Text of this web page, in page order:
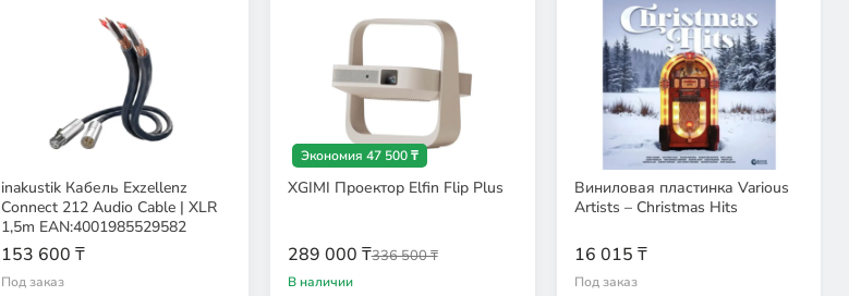
inakustik Кабель Exzellenz
Connect 212 Audio Cable | XLR
1,5m EAN:4001985529582
153 600 ₸
Под заказ
Экономия 47 500 ₸
XGIMI Проектор Elfin Flip Plus
289 000 ₸336 500 ₸
В наличии
Виниловая пластинка Various
Artists – Christmas Hits
16 015 ₸
Под заказ